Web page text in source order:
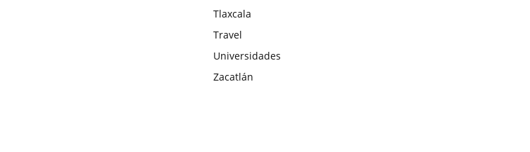
Tlaxcala
Travel
Universidades
Zacatlán